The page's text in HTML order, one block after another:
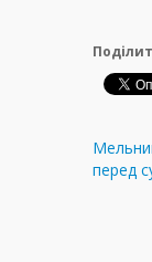
перед